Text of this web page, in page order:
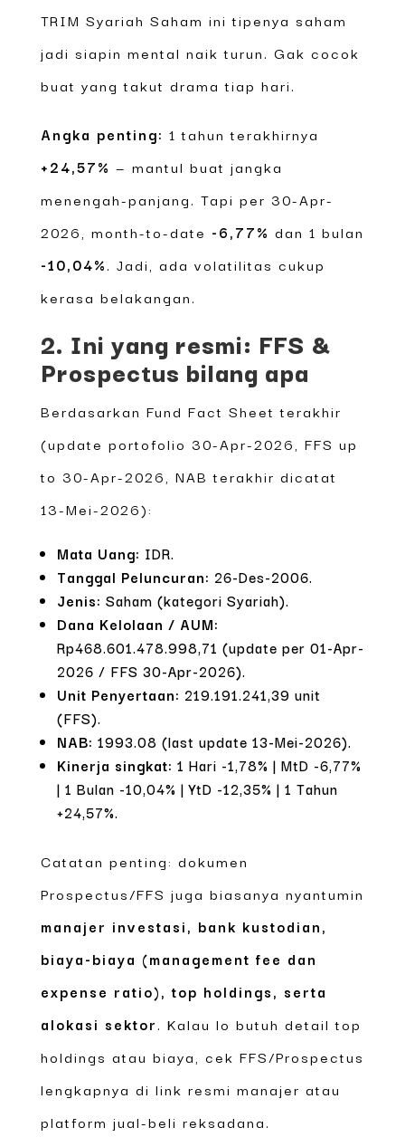
TRIM Syariah Saham ini tipenya saham
jadi siapin mental naik turun. Gak cocok
buat yang takut drama tiap hari.
Angka penting: 1 tahun terakhirnya
+24,57% — mantul buat jangka
menengah-panjang. Tapi per 30-Apr-
2026, month-to-date -6,77% dan 1 bulan
-10,04%. Jadi, ada volatilitas cukup
kerasa belakangan.
2. Ini yang resmi: FFS &
Prospectus bilang apa
Berdasarkan Fund Fact Sheet terakhir
(update portofolio 30-Apr-2026, FFS up
to 30-Apr-2026, NAB terakhir dicatat
13-Mei-2026):
Mata Uang: IDR.
Tanggal Peluncuran: 26-Des-2006.
Jenis: Saham (kategori Syariah).
Dana Kelolaan / AUM:
Rp468.601.478.998,71 (update per 01-Apr-
2026 / FFS 30-Apr-2026).
Unit Penyertaan: 219.191.241,39 unit
(FFS).
NAB: 1993.08 (last update 13-Mei-2026).
Kinerja singkat: 1 Hari -1,78% | MtD -6,77%
| 1 Bulan -10,04% | YtD -12,35% | 1 Tahun
+24,57%.
Catatan penting: dokumen
Prospectus/FFS juga biasanya nyantumin
manajer investasi, bank kustodian,
biaya-biaya (management fee dan
expense ratio), top holdings, serta
alokasi sektor. Kalau lo butuh detail top
holdings atau biaya, cek FFS/Prospectus
lengkapnya di link resmi manajer atau
platform jual-beli reksadana.